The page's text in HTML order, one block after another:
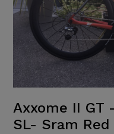
Axxome II GT
SL- Sram Red